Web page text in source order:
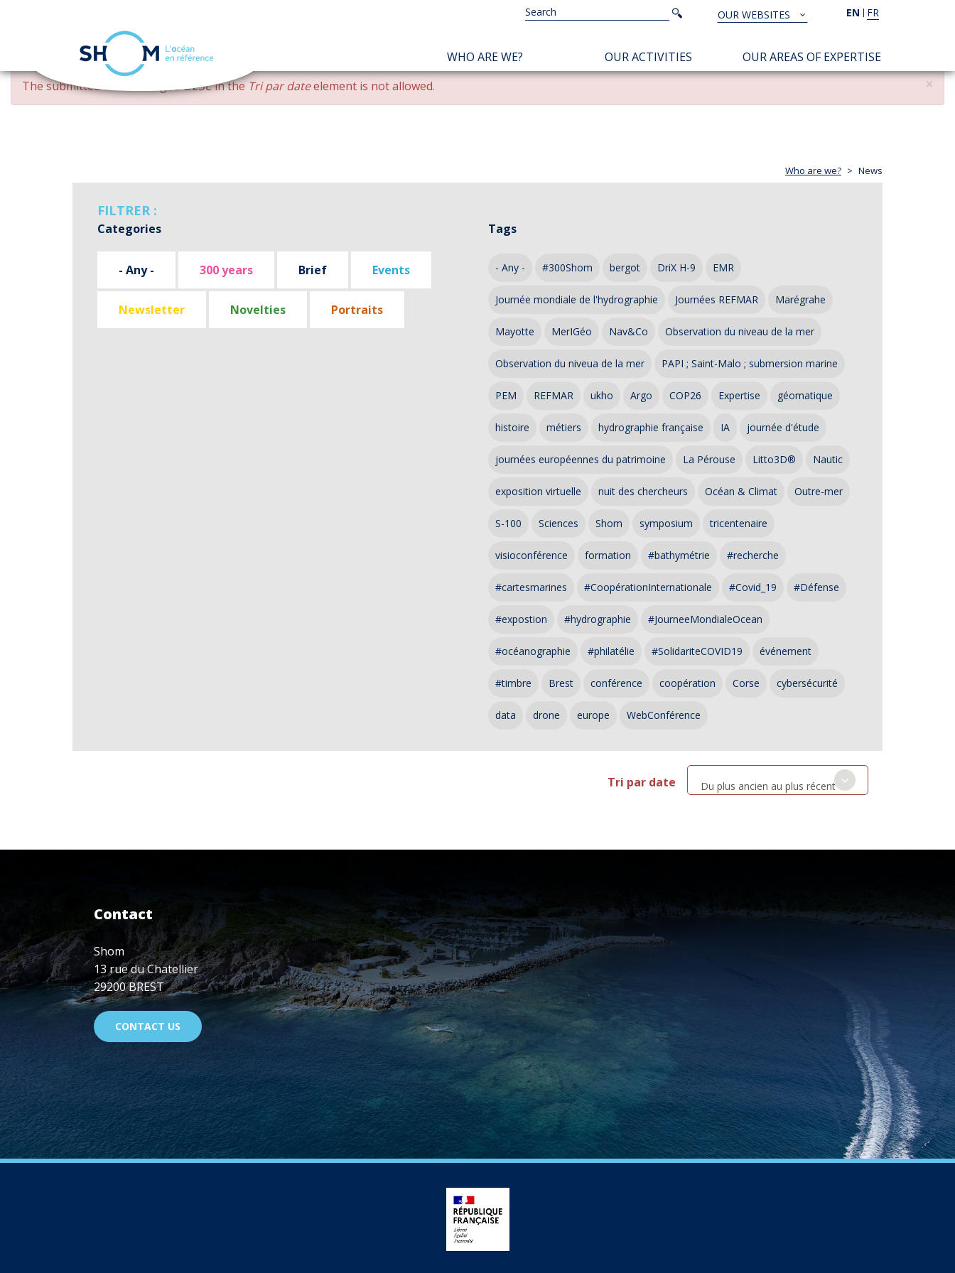
Skip
main
EN FR
TOUS
NOS
SITES
OUR WEBSITES
Search
Search
NAVIGATION
PRINCIPALE
WHO ARE WE? OUR ACTIVITIES OUR AREAS OF EXPERTISE
×
ERROR
MESSAGE
The submitted value changed DESCin theTri par dateelement is not allowed.
Who are we? News
FILTRER :
Categories
- Any - 300 years Brief Events
Newsletter Novelties Portraits
Tags
- Any - #300Shom bergot DriX H-9 EMR
Journée mondiale de l'hydrographie Journées REFMAR Marégrahe
Mayotte MerIGéo Nav&Co Observation du niveau de la mer
Observation du niveua de la mer PAPI ; Saint-Malo ; submersion marine
PEM REFMAR ukho Argo COP26 Expertise géomatique
histoire métiers hydrographie française IA journée d'étude
journées européennes du patrimoine La Pérouse Litto3D® Nautic
exposition virtuelle nuit des chercheurs Océan & Climat Outre-mer
S-100 Sciences Shom symposium tricentenaire
visioconférence formation #bathymétrie #recherche
#cartesmarines #CoopérationInternationale #Covid_19 #Défense
#expostion #hydrographie #JourneeMondialeOcean
#océanographie #philatélie #SolidariteCOVID19 événement
#timbre Brest conférence coopération Corse cybersécurité
data drone europe WebConférence
Tri par date Du plus ancien au plus récent
Contact
Shom
13 rue du Chatellier
29200 BREST
CONTACT US